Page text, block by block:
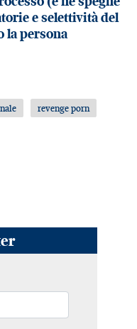
e selettività del
la persona
revenge porn